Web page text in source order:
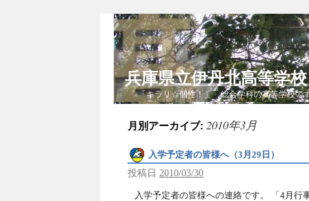
兵庫県立伊丹北高等学
「キラリ☆個性！」 総合学科の高等学校で
月別アーカイブ: 2010年3月
入学予定者の皆様へ（3月29日）
投稿日 2010/03/30
入学予定者の皆様への連絡です。 「4月行